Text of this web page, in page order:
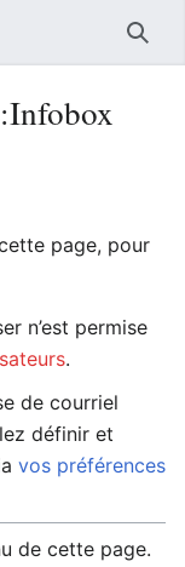
page, pour
n’est permise
.
de courriel
définir et
vos préférences
de cette page.